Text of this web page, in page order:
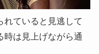
れていると見逃して
時は見上げながら通